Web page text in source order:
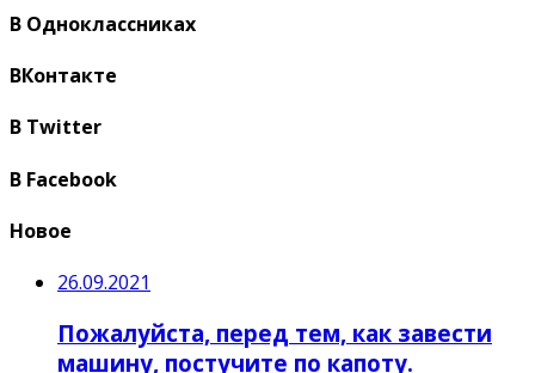
В Одноклассниках
ВКонтакте
В Twitter
В Facebook
Новое
26.09.2021
Пожалуйста, перед тем, как завести
машину, постучите по капоту.